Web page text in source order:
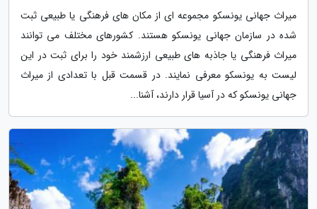
میراث جهانی یونسکو مجموعه ای از مکان های فرهنگی یا طبیعی ثبت
شده در سازمان جهانی یونسکو هستند. کشورهای مختلف می توانند
میراث فرهنگی یا جاذبه های طبیعی ارزشمند خود را برای ثبت در این
لیست به یونسکو معرفی نمایند. در قسمت قبل با تعدادی از میراث
جهانی یونسکو که در آسیا قرار دارند، آشنا...